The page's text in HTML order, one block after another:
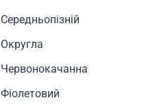
Середньопізній
Округла
Червонокачанна
Фіолетовий